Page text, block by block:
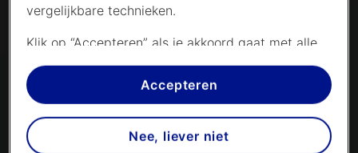
vergelijkbare technieken.
Klik op “Accepteren” als je akkoord gaat met alle
cookies. Kies je voor “Nee, liever niet”, dan
plaatsen we alleen strikt noodzakelijke cookies om
de website goed te laten werken. Dat betekent
dat we geen vormen van personalisatie
toepassen.
Accepteren
Nee, liever niet